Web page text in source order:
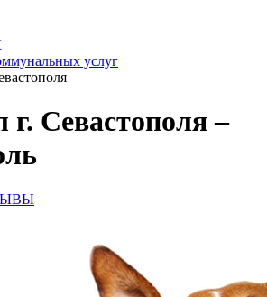
услуг
г. Севастополя –